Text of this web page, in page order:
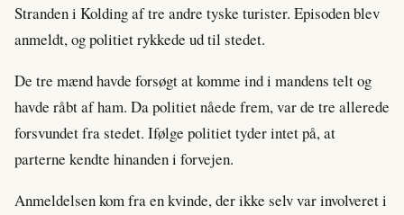
Stranden i Kolding af tre andre tyske turister. Episoden blev
anmeldt, og politiet rykkede ud til stedet.
De tre mænd havde forsøgt at komme ind i mandens telt og
havde råbt af ham. Da politiet nåede frem, var de tre allerede
forsvundet fra stedet. Ifølge politiet tyder intet på, at
parterne kendte hinanden i forvejen.
Anmeldelsen kom fra en kvinde, der ikke selv var involveret i